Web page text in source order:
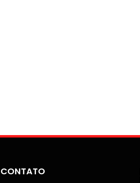
CONTATO